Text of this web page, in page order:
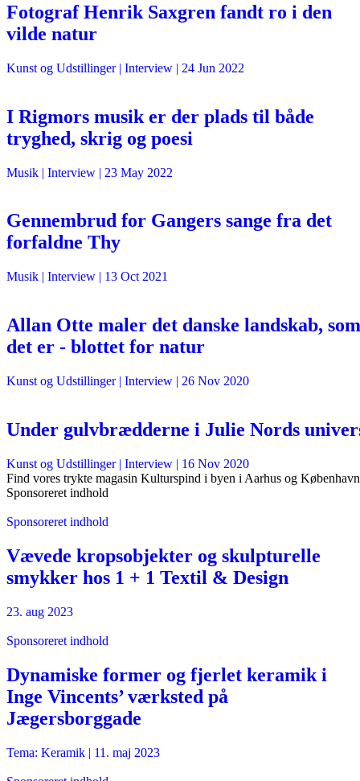
Fotograf Henrik Saxgren fandt ro i den
vilde natur
Kunst og Udstillinger| Interview | 24 Jun 2022
I Rigmors musik er der plads til både
tryghed, skrig og poesi
Musik | Interview | 23 May 2022
Gennembrud for Gangers sange fra det
forfaldne Thy
Musik | Interview | 13 Oct 2021
Allan Otte maler det danske landskab, som
det er - blottet for natur
Kunst og Udstillinger| Interview | 26 Nov 2020
Under gulvbrædderne i Julie Nords
Kunst og Udstillinger| Interview | 16 Nov 2020
Find vores trykte magasin Kulturspind i byen i Aarhus og København
Sponsoreret indhold
Sponsoreret indhold
Vævede kropsobjekter og skulpturelle
smykker hos 1 + 1 Textil & Design
23. aug 2023
Sponsoreret indhold
Dynamiske former og fjerlet keramik i
Inge Vincents’ værksted på
Jægersborggade
Tema: Keramik | 11. maj 2023